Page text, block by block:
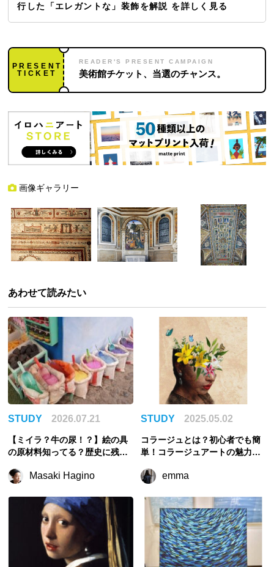
行した「エレガントな」装飾を解説 を詳しく見る
PRESENT
TICKET
READER'S PRESENT CAMPAIGN
美術館チケット、当選のチャンス。
画像ギャラリー
あわせて読みたい
STUDY 2026.07.21
【ミイラ？牛の尿！？】絵の具
の原材料知ってる？歴史に残る
Masaki Hagino
STUDY 2025.05.02
コラージュとは？初心者でも簡
単！コラージュアートの魅力、
徹底解説！
emma